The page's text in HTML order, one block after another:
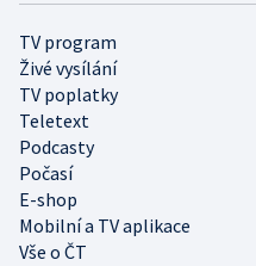
TV program
Živé vysílání
TV poplatky
Teletext
Podcasty
Počasí
E-shop
Mobilní a TV aplikace
Vše o ČT